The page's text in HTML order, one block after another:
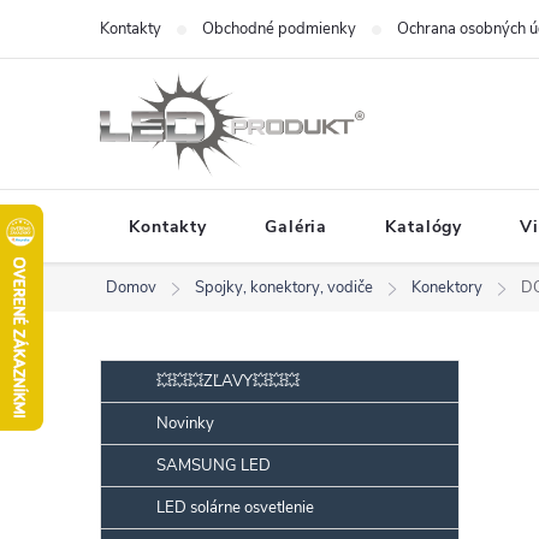
obsah
Kontakty Obchodné podmienky Ochrana osobných
Kontakty Galéria Katalógy
Domov Spojky, konektory, vodiče Konektory
o
č
n
Preskočiť
kategórie💥💥💥ZĽAVY💥💥💥
Novinky
SAMSUNG LED
LED solárne osvetlenie